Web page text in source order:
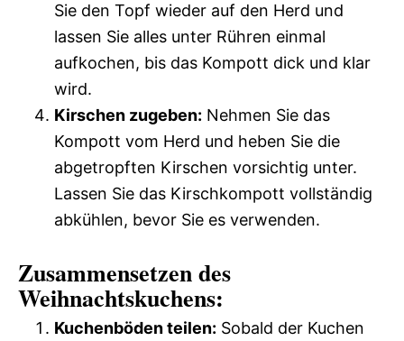
Sie den Topf wieder auf den Herd und
lassen Sie alles unter Rühren einmal
aufkochen, bis das Kompott dick und klar
wird.
Kirschen zugeben: Nehmen Sie das
Kompott vom Herd und heben Sie die
abgetropften Kirschen vorsichtig unter.
Lassen Sie das Kirschkompott vollständig
abkühlen, bevor Sie es verwenden.
Zusammensetzen des
Weihnachtskuchens:
Kuchenböden teilen: Sobald der Kuchen